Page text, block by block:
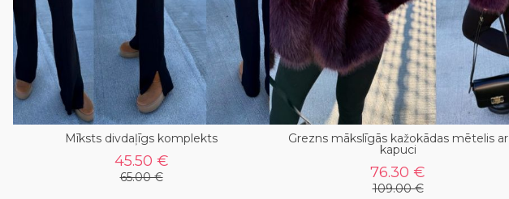
Mīksts divdaļīgs komplekts
45.50 €
65.00 €
Grezns mākslīgās kažokādas mētelis ar
kapuci
76.30 €
109.00 €